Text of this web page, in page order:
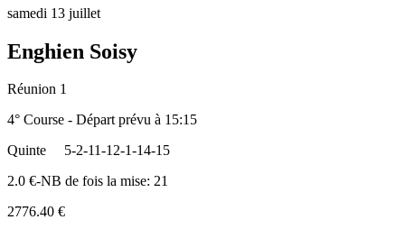
samedi 13 juillet
Enghien Soisy
Réunion 1
4° Course - Départ prévu à 15:15
Quinte
5-2-11-12-1-14-15
2.0 €-NB de fois la mise: 21
2776.40 €